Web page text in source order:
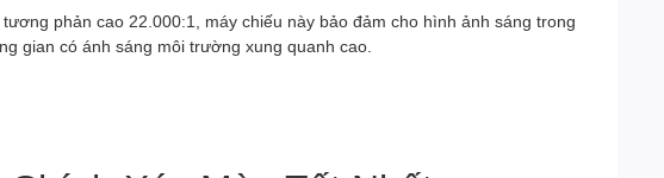
phản cao 22.000:1, máy chiếu này bảo đảm cho hình ảnh sáng trong
gian có ánh sáng môi trường xung quanh cao.